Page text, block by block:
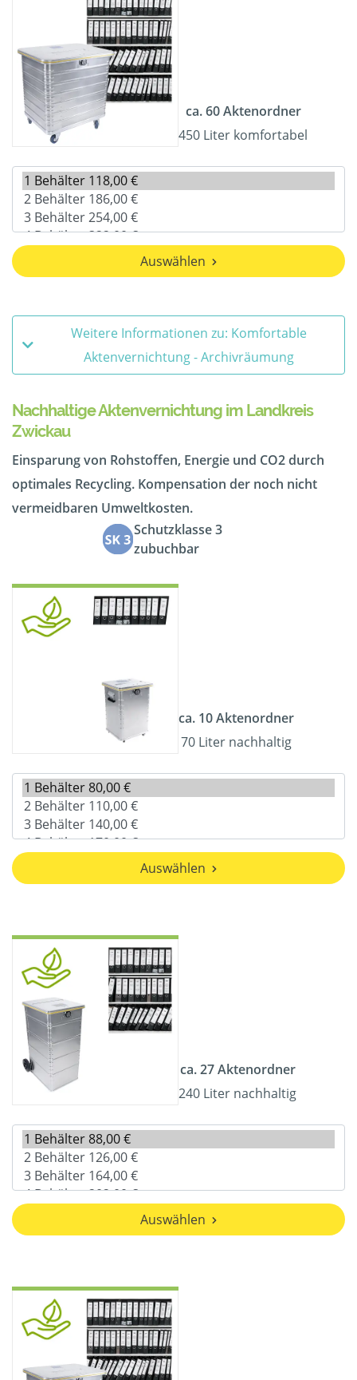
ca. 60 Aktenordner
450 Liter komfortabel
Auswählen
Weitere Informationen zu: Komfortable
Aktenvernichtung - Archivräumung
Nachhaltige Aktenvernichtung im Landkreis
Zwickau
Einsparung von Rohstoffen, Energie und CO2 durch
optimales Recycling. Kompensation der noch nicht
vermeidbaren Umweltkosten.
Schutzklasse 3
zubuchbar
ca. 10 Aktenordner
70 Liter nachhaltig
Auswählen
ca. 27 Aktenordner
240 Liter nachhaltig
Auswählen